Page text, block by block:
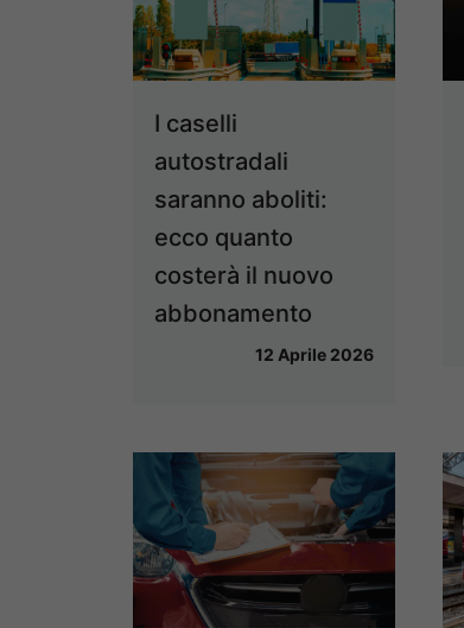
I caselli
autostradali
saranno aboliti:
ecco quanto
costerà il nuovo
abbonamento
12 Aprile 2026